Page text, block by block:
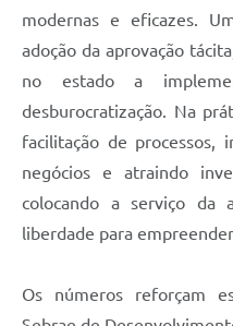
modernas e eficazes.
adoção da aprovação
no estado a
desburocratização. Na
facilitação de processos,
negócios e atraindo
colocando a serviço da
liberdade para empreender.
Os números reforçam